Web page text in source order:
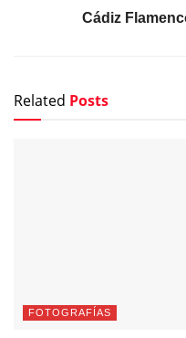
Cádiz
Related Posts
FOTOGRAFÍAS